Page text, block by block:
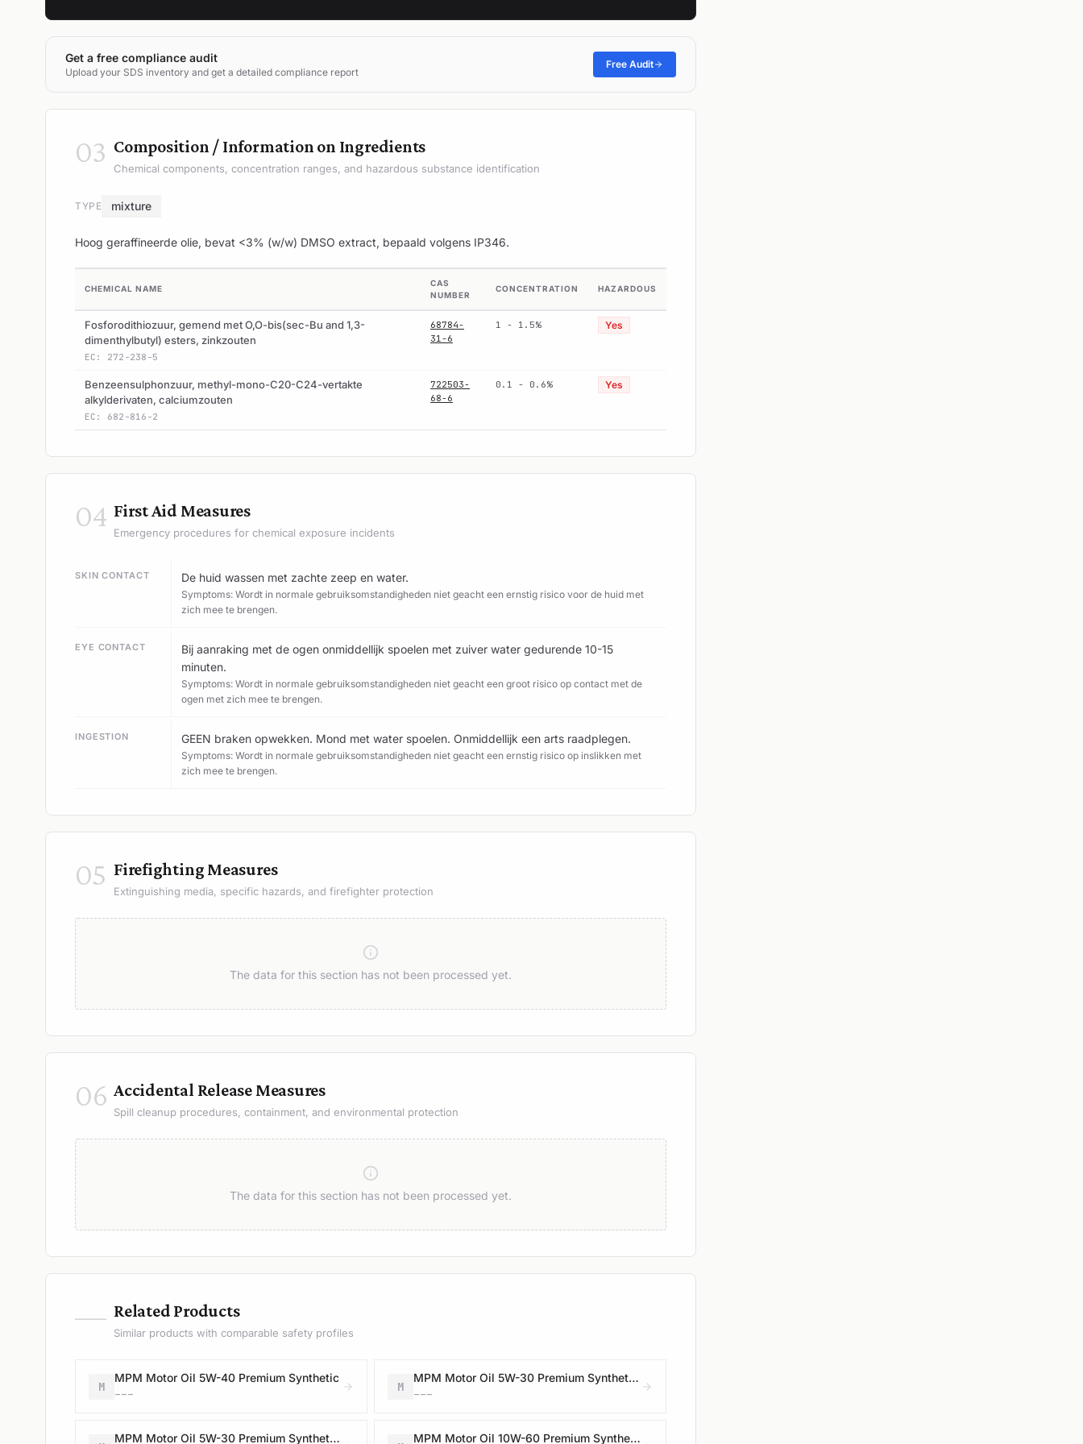
Get a free compliance audit
Upload your SDS inventory and get a detailed compliance report
Free Audit
03 Composition / Information on Ingredients
Chemical components, concentration ranges, and hazardous substance identification
TYPE mixture
Hoog geraffineerde olie, bevat <3% (w/w) DMSO extract, bepaald volgens IP346.
CHEMICAL NAME
CAS
NUMBER
CONCENTRATION HAZARDOUS
Fosforodithiozuur, gemend met O,O-bis(sec-Bu and 1,3-
dimenthylbutyl) esters, zinkzouten
EC: 272-238-5
68784-
31-6
1 - 1.5% Yes
Benzeensulphonzuur, methyl-mono-C20-C24-vertakte
alkylderivaten, calciumzouten
EC: 682-816-2
722503-
68-6
0.1 - 0.6% Yes
04 First Aid Measures
Emergency procedures for chemical exposure incidents
SKIN CONTACT De huid wassen met zachte zeep en water.
Symptoms: Wordt in normale gebruiksomstandigheden niet geacht een ernstig risico voor de huid met
zich mee te brengen.
EYE CONTACT
Bij aanraking met de ogen onmiddellijk spoelen met zuiver water gedurende 10-15
minuten.
Symptoms: Wordt in normale gebruiksomstandigheden niet geacht een groot risico op contact met de
ogen met zich mee te brengen.
INGESTION GEEN braken opwekken. Mond met water spoelen. Onmiddellijk een arts raadplegen.
Symptoms: Wordt in normale gebruiksomstandigheden niet geacht een ernstig risico op inslikken met
zich mee te brengen.
05 Firefighting Measures
Extinguishing media, specific hazards, and firefighter protection
The data for this section has not been processed yet.
06 Accidental Release Measures
Spill cleanup procedures, containment, and environmental protection
The data for this section has not been processed yet.
— Related Products
Similar products with comparable safety profiles
M
MPM Motor Oil 5W-40 Premium Synthetic
---
M
MPM Motor Oil 5W-30 Premium Synthetic RN
---
MPM Motor Oil 5W-30 Premium Synthetic ST MPM Motor Oil 10W-60 Premium Synthetic R